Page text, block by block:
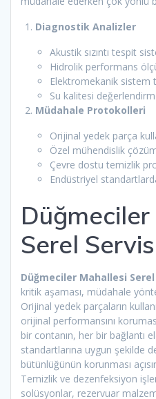
Diagnostik Analizler
Akustik sızıntı tespit
Hidrolik performans
Elektromekanik sistem
Su kalitesi
Müdahale Protokolleri
Orijinal yedek parça
Özel mühendislik
Çevre dostu temizlik
Endüstriyel
Serel Servis
Düğmeciler Mahallesi
kritik aşaması, müdahale
Orijinal yedek parçaların
orijinal performansını
bir contanın, her bir bağlantı
standartlarına uygun şekilde
bütünlüğünün korunması
Temizlik ve dezenfeksiyon
solüsyonlar, rezervuar